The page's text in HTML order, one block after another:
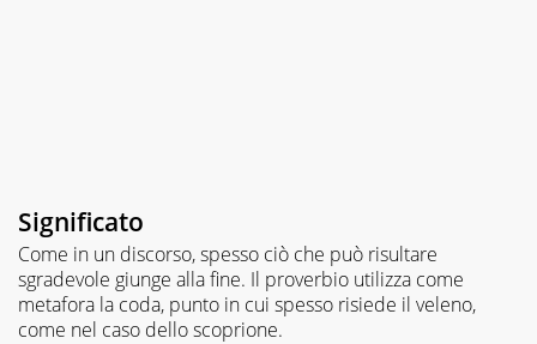
Significato
Come in un discorso, spesso ciò che può risultare
sgradevole giunge alla fine. Il proverbio utilizza come
metafora la coda, punto in cui spesso risiede il veleno,
come nel caso dello scoprione.